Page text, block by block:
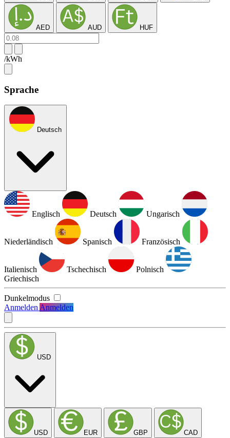
AED AUD HUF
/kWh
Sprache
Deutsch
Englisch Deutsch Ungarisch
Niederländisch Spanisch Französisch
Italienisch Tschechisch
Polnisch
Griechisch
Dunkelmodus
AnmeldenAnmelden
USD
USD EUR GBP CAD